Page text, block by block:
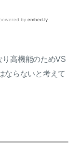
り高機能のためVS
ならないと考えて